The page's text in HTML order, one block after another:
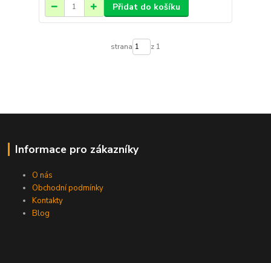
Přidat do košíku
strana z 1
Informace pro zákazníky
O nás
Obchodní podmínky
Kontakty
Blog